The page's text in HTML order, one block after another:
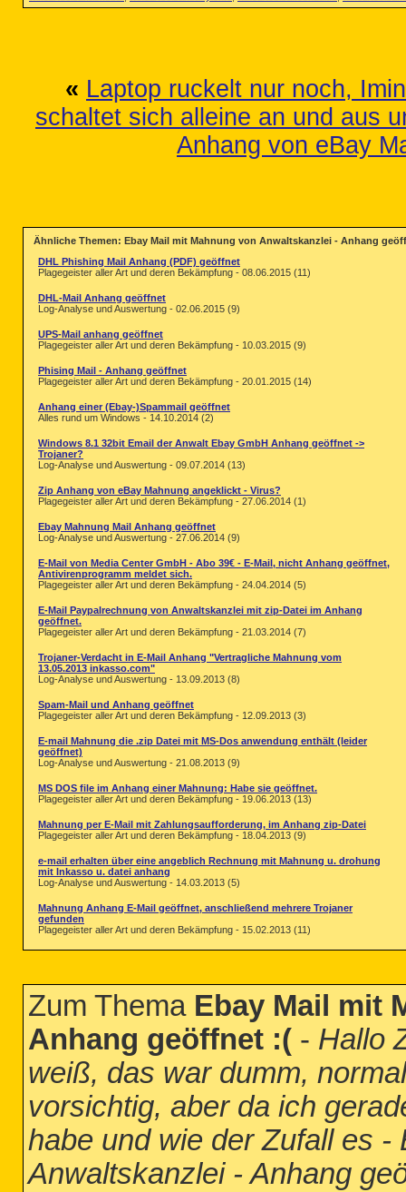
« Laptop ruckelt nur noch,
schaltet sich alleine an und aus
Anhang von eBay
Ähnliche Themen: Ebay Mail mit Mahnung von Anwaltskanzlei - Anhang
DHL Phishing Mail Anhang (PDF) geöffnet
Plagegeister aller Art und deren Bekämpfung - 08.06.2015 (11)
DHL-Mail Anhang geöffnet
Log-Analyse und Auswertung - 02.06.2015 (9)
UPS-Mail anhang geöffnet
Plagegeister aller Art und deren Bekämpfung - 10.03.2015 (9)
Phising Mail - Anhang geöffnet
Plagegeister aller Art und deren Bekämpfung - 20.01.2015 (14)
Anhang einer (Ebay-)Spammail geöffnet
Alles rund um Windows - 14.10.2014 (2)
Windows 8.1 32bit Email der Anwalt Ebay GmbH Anhang geöffnet ->
Trojaner?
Log-Analyse und Auswertung - 09.07.2014 (13)
Zip Anhang von eBay Mahnung angeklickt - Virus?
Plagegeister aller Art und deren Bekämpfung - 27.06.2014 (1)
Ebay Mahnung Mail Anhang geöffnet
Log-Analyse und Auswertung - 27.06.2014 (9)
E-Mail von Media Center GmbH - Abo 39€ - E-Mail, nicht Anhang geöffnet,
Antivirenprogramm meldet sich.
Plagegeister aller Art und deren Bekämpfung - 24.04.2014 (5)
E-Mail Paypalrechnung von Anwaltskanzlei mit zip-Datei im Anhang
geöffnet.
Plagegeister aller Art und deren Bekämpfung - 21.03.2014 (7)
Trojaner-Verdacht in E-Mail Anhang "Vertragliche Mahnung vom
13.05.2013 inkasso.com"
Log-Analyse und Auswertung - 13.09.2013 (8)
Spam-Mail und Anhang geöffnet
Plagegeister aller Art und deren Bekämpfung - 12.09.2013 (3)
E-mail Mahnung die .zip Datei mit MS-Dos anwendung enthält (leider
geöffnet)
Log-Analyse und Auswertung - 21.08.2013 (9)
MS DOS file im Anhang einer Mahnung: Habe sie geöffnet.
Plagegeister aller Art und deren Bekämpfung - 19.06.2013 (13)
Mahnung per E-Mail mit Zahlungsaufforderung, im Anhang zip-Datei
Plagegeister aller Art und deren Bekämpfung - 18.04.2013 (9)
e-mail erhalten über eine angeblich Rechnung mit Mahnung u. drohung
mit Inkasso u. datei anhang
Log-Analyse und Auswertung - 14.03.2013 (5)
Mahnung Anhang E-Mail geöffnet, anschließend mehrere Trojaner
gefunden
Plagegeister aller Art und deren Bekämpfung - 15.02.2013 (11)
Zum Thema Ebay Mail mit
Anhang geöffnet :( - Hallo
weiß, das war dumm,
vorsichtig, aber da ich
habe und wie der Zufall es
Anwaltskanzlei - Anhang